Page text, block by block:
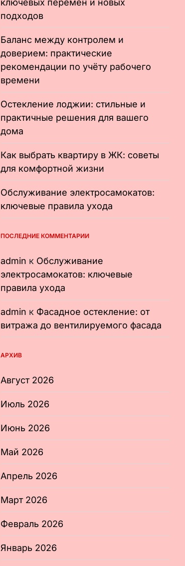
ключевых перемен и новых
подходов
Баланс между контролем и
доверием: практические
рекомендации по учёту рабочего
времени
Остекление лоджии: стильные и
практичные решения для вашего
дома
Как выбрать квартиру в ЖК: советы
для комфортной жизни
Обслуживание электросамокатов:
ключевые правила ухода
ПОСЛЕДНИЕ КОММЕНТАРИИ
admin к Обслуживание
электросамокатов: ключевые
правила ухода
admin к Фасадное остекление: от
витража до вентилируемого фасада
АРХИВ
Август 2026
Июль 2026
Июнь 2026
Май 2026
Апрель 2026
Март 2026
Февраль 2026
Январь 2026